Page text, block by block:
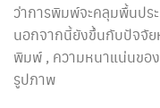
ว่าการพิมพ์จะคลุมพื้นปร
นอกจากนี้ยังขึ้นกับปัจจัย
พิมพ์ , ความหนาแน่นขอ
รูปภาพ